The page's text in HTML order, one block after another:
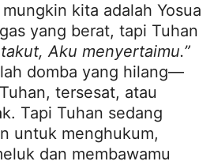
kita adalah Yosua
yang berat, tapi Tuhan
takut, Aku menyertaimu.”
domba yang hilang—
tersesat, atau
Tapi Tuhan sedang
untuk menghukum,
dan membawamu